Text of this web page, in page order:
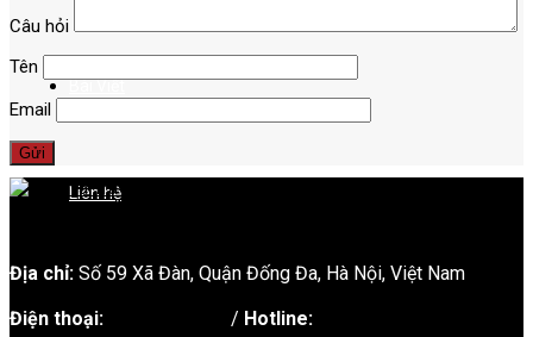
Bài Viết
Liên hệ
Câu hỏi
Tên
Email
Địa chỉ: Số 59 Xã Đàn, Quận Đống Đa, ​​Hà Nội, Việt Nam
Điện thoại:
/ Hotline: